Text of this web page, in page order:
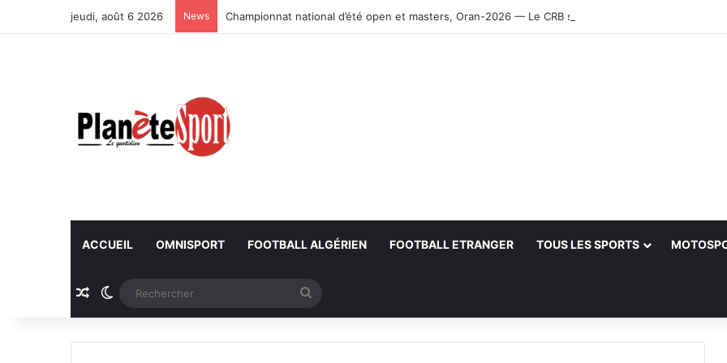
jeudi, août 6 2026 News Championnat national d’été open et masters, Oran-2026 — Le CRB s’adjuge le titre
ACCUEIL OMNISPORT FOOTBALL ALGÉRIEN FOOTBALL ETRANGER TOUS LES SPORTS
Article Aléatoire
Switch skin